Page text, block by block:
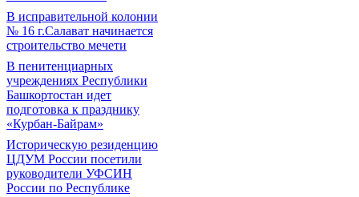
В исправительной колонии
№ 16 г.Салават начинается
строительство мечети
В пенитенциарных
учреждениях Республики
Башкортостан идет
подготовка к празднику
«Курбан-Байрам»
Историческую резиденцию
ЦДУМ России посетили
руководители УФСИН
России по Республике